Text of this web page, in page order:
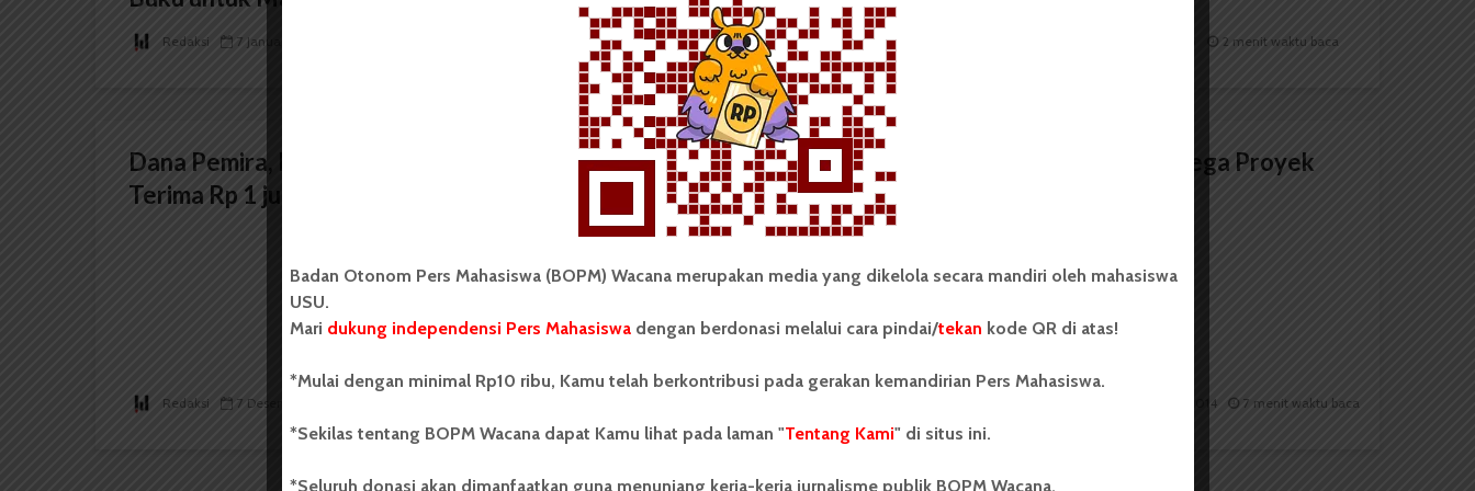
Redaksi 7 Januari 2025 Redaksi 8 Oktober 2015 2 menit waktu baca 2 menit waktu baca
Dana Pemira, KPU FISIP
Terima Rp 1 juta dari Dekanat
Redaksi 7 Desember 2014
Tuntut Transparansi Dana USU,
Pema USU Kumpulkan Data...
Kendala Dana Mega Proyek
2 Desember 2014 7 menit waktu baca
Badan Otonom Pers Mahasiswa (BOPM) Wacana merupakan media yang dikelola secara mandiri oleh mahasiswa
USU.
Mari dukung independensi Pers Mahasiswadengan berdonasi melalui cara pindai/tekan kode QR di atas!
*Mulai dengan minimal Rp10 ribu, Kamu telah berkontribusi pada gerakan kemandirian Pers Mahasiswa.
*Sekilas tentang BOPM Wacana dapat Kamu lihat pada laman "Tentang Kami" di situs ini.
*Seluruh donasi akan dimanfaatkan guna menunjang kerja-kerja jurnalisme publik BOPM Wacana.